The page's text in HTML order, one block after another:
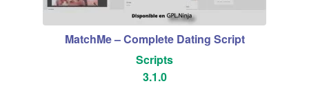
MatchMe – Complete Dating Script
Scripts
3.1.0